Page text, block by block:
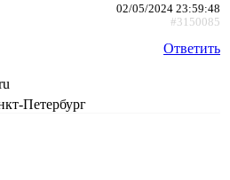
02/05/2024 23:59:48
#3150085
Ответить
Петербург